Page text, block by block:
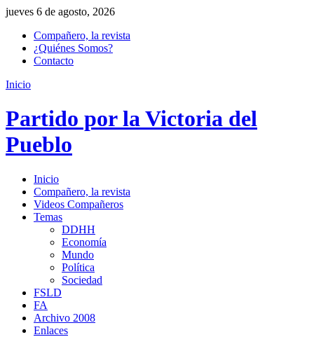
jueves 6 de agosto, 2026
Compañero, la revista
¿Quiénes Somos?
Contacto
Inicio
Partido por la Victoria del
Pueblo
Inicio
Compañero, la revista
Videos Compañeros
Temas
DDHH
Economía
Mundo
Política
Sociedad
FSLD
FA
Archivo 2008
Enlaces